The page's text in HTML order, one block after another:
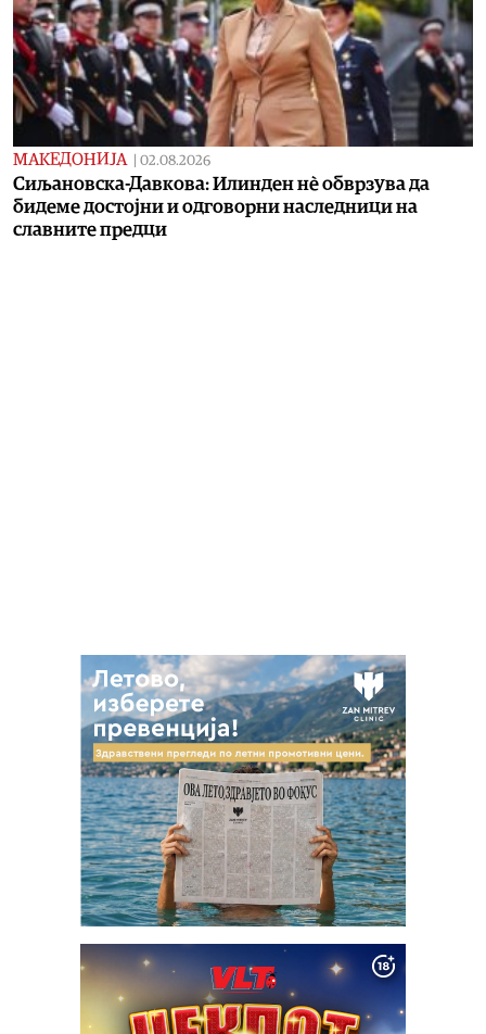
МАКЕДОНИЈА 02.08.2026
Сиљановска-Давкова: Илинден нè обврзува да
бидеме достојни и одговорни наследници на
славните предци